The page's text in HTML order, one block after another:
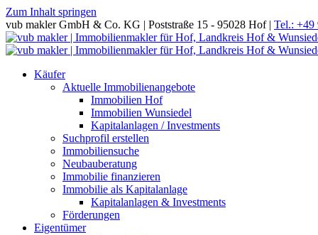
Zum Inhalt springen
vub makler GmbH & Co. KG | Poststraße 15 - 95028 Hof | Tel.: +49
Käufer
Aktuelle Immobilienangebote
Immobilien Hof
Immobilien Wunsiedel
Kapitalanlagen / Investments
Suchprofil erstellen
Immobiliensuche
Neubauberatung
Immobilie finanzieren
Immobilie als Kapitalanlage
Kapitalanlagen & Investments
Förderungen
Eigentümer